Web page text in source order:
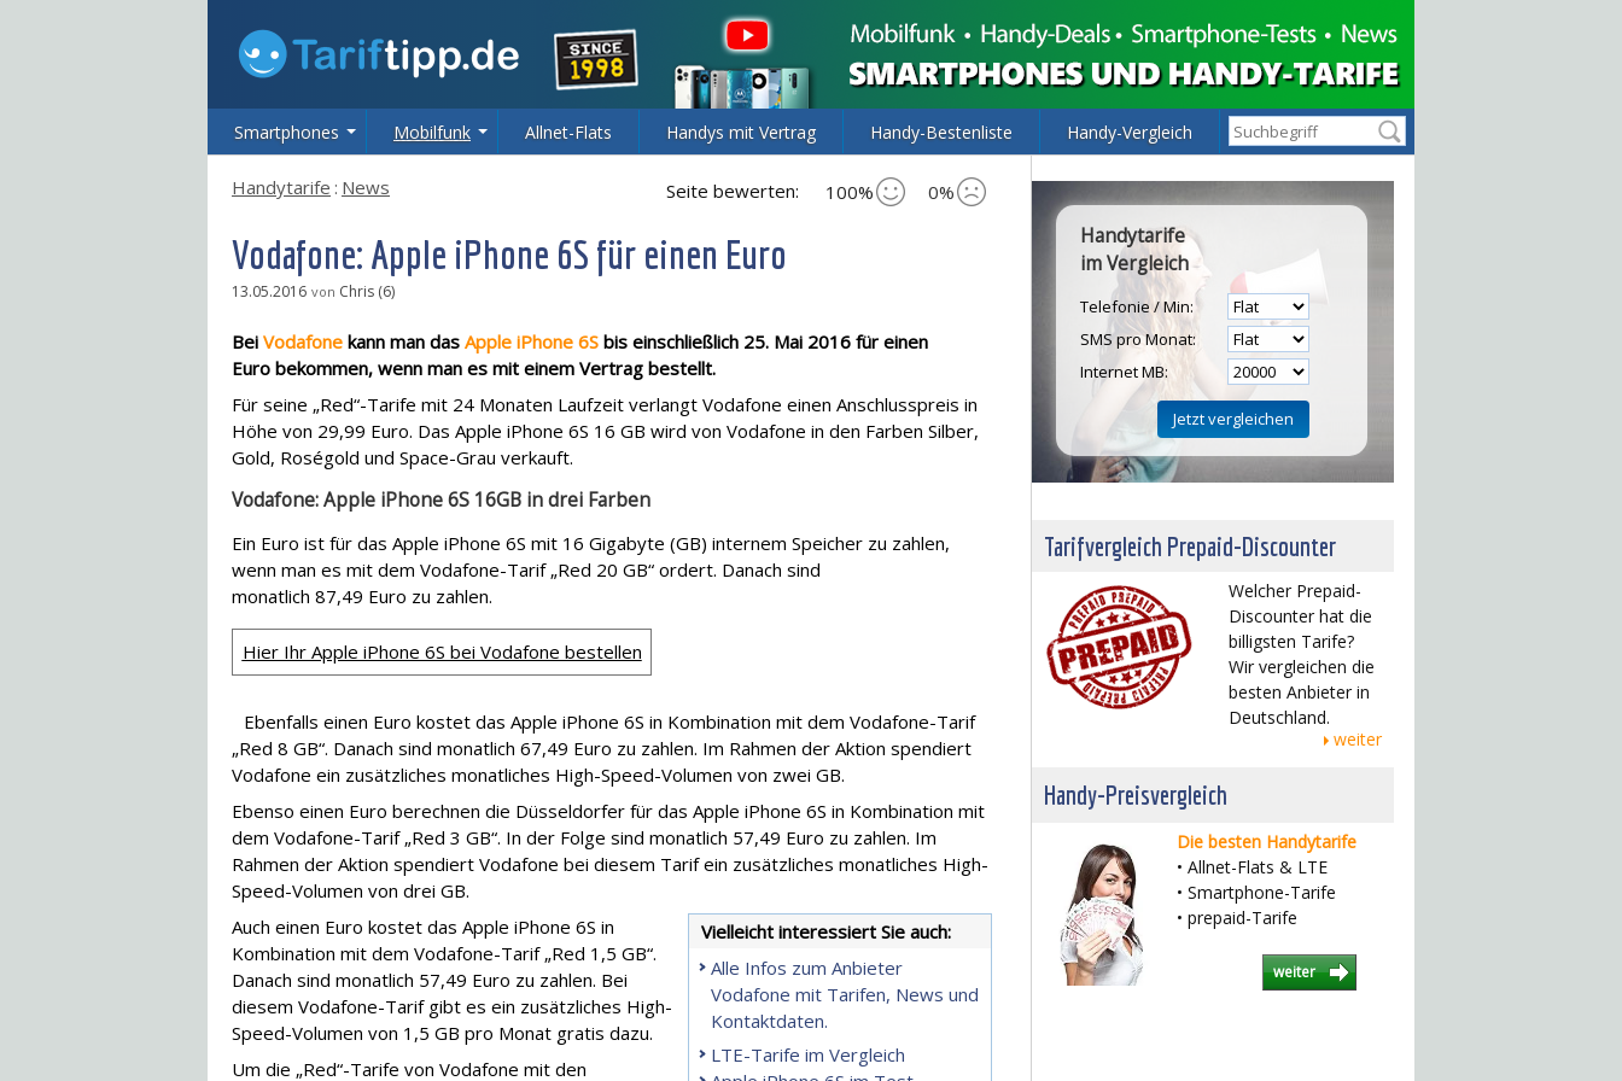
Smartphones Mobilfunk Allnet-Flats Handys mit Vertrag Handy-Bestenliste Handy-Vergleich
Seite bewerten: 100% 0%
Handytarife : News
Vodafone: Apple iPhone 6S für einen Euro
13.05.2016 von Chris (6)
Bei Vodafone kann man das Apple iPhone 6S bis einschließlich 25. Mai 2016 für einen
Euro bekommen, wenn man es mit einem Vertrag bestellt.
Für seine „Red“-Tarife mit 24 Monaten Laufzeit verlangt Vodafone einen Anschlusspreis in
Höhe von 29,99 Euro. Das Apple iPhone 6S 16 GB wird von Vodafone in den Farben Silber,
Gold, Roségold und Space-Grau verkauft.
Vodafone: Apple iPhone 6S 16GB in drei Farben
Ein Euro ist für das Apple iPhone 6S mit 16 Gigabyte (GB) internem Speicher zu zahlen,
wenn man es mit dem Vodafone-Tarif „Red 20 GB“ ordert. Danach sind
monatlich 87,49 Euro zu zahlen.
Hier Ihr Apple iPhone 6S bei Vodafone bestellen
Ebenfalls einen Euro kostet das Apple iPhone 6S in Kombination mit dem Vodafone-Tarif
„Red 8 GB“. Danach sind monatlich 67,49 Euro zu zahlen. Im Rahmen der Aktion spendiert
Vodafone ein zusätzliches monatliches High-Speed-Volumen von zwei GB.
Ebenso einen Euro berechnen die Düsseldorfer für das Apple iPhone 6S in Kombination mit
dem Vodafone-Tarif „Red 3 GB“. In der Folge sind monatlich 57,49 Euro zu zahlen. Im
Rahmen der Aktion spendiert Vodafone bei diesem Tarif ein zusätzliches monatliches High-
Speed-Volumen von drei GB.
Vielleicht interessiert Sie auch:
Alle Infos zum Anbieter
Vodafone mit Tarifen, News und
Kontaktdaten.
LTE-Tarife im Vergleich
Auch einen Euro kostet das Apple iPhone 6S in
Kombination mit dem Vodafone-Tarif „Red 1,5 GB“.
Danach sind monatlich 57,49 Euro zu zahlen. Bei
diesem Vodafone-Tarif gibt es ein zusätzliches High-
Speed-Volumen von 1,5 GB pro Monat gratis dazu.
Um die „Red“-Tarife von Vodafone mit den
Handytarife
im Vergleich
Telefonie / Min:
SMS pro Monat:
Internet MB:
Tarifvergleich Prepaid-Discounter
Welcher Prepaid-
Discounter hat die
billigsten Tarife?
Wir vergleichen die
besten Anbieter in
Deutschland.
weiter
Handy-Preisvergleich
Die besten Handytarife
• Allnet-Flats & LTE
• Smartphone-Tarife
• prepaid-Tarife
weiter